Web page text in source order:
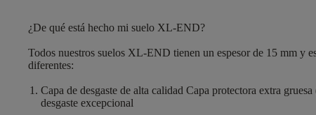
¿De qué está hecho mi suelo XL-END?
Todos nuestros suelos XL-END tienen un espesor de 15 mm y
diferentes:
Capa de desgaste de alta calidad Capa protectora extra
desgaste excepcional